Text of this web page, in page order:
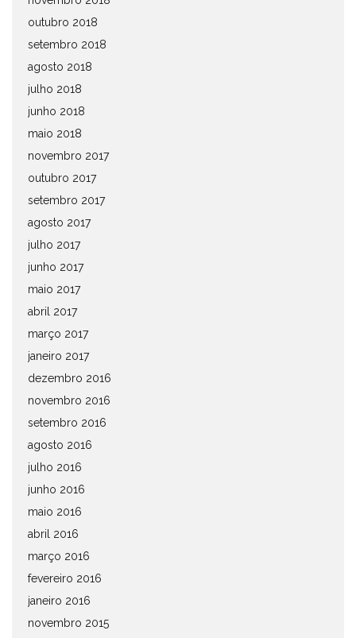
outubro 2018
setembro 2018
agosto 2018
julho 2018
junho 2018
maio 2018
novembro 2017
outubro 2017
setembro 2017
agosto 2017
julho 2017
junho 2017
maio 2017
abril 2017
março 2017
janeiro 2017
dezembro 2016
novembro 2016
setembro 2016
agosto 2016
julho 2016
junho 2016
maio 2016
abril 2016
março 2016
fevereiro 2016
janeiro 2016
novembro 2015